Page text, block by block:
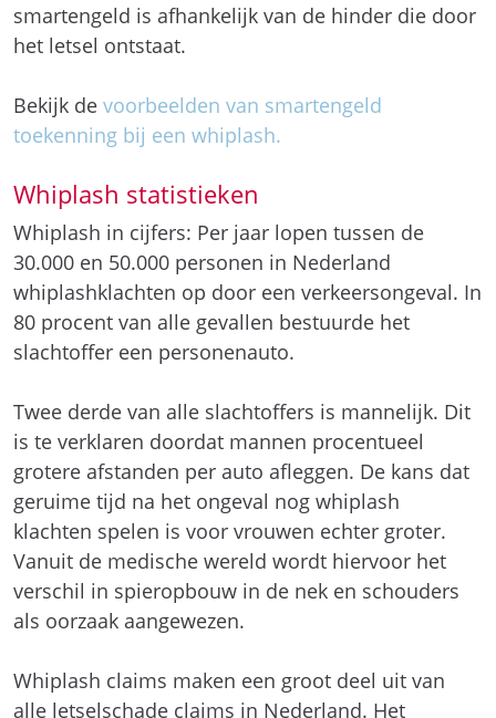
smartengeld is afhankelijk van de hinder die door
het letsel ontstaat.
Bekijk de voorbeelden van smartengeld
toekenning bij een whiplash.
Whiplash statistieken
Whiplash in cijfers: Per jaar lopen tussen de
30.000 en 50.000 personen in Nederland
whiplashklachten op door een verkeersongeval. In
80 procent van alle gevallen bestuurde het
slachtoffer een personenauto.
Twee derde van alle slachtoffers is mannelijk. Dit
is te verklaren doordat mannen procentueel
grotere afstanden per auto afleggen. De kans dat
geruime tijd na het ongeval nog whiplash
klachten spelen is voor vrouwen echter groter.
Vanuit de medische wereld wordt hiervoor het
verschil in spieropbouw in de nek en schouders
als oorzaak aangewezen.
Whiplash claims maken een groot deel uit van
alle letselschade claims in Nederland. Het